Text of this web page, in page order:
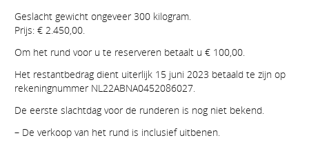
Geslacht gewicht ongeveer 300 kilogram.
Prijs: € 2.450,00.
Om het rund voor u te reserveren betaalt u € 100,00.
Het restantbedrag dient uiterlijk 15 juni 2023 betaald te zijn op
rekeningnummer NL22ABNA0452086027.
De eerste slachtdag voor de runderen is nog niet bekend.
– De verkoop van het rund is inclusief uitbenen.